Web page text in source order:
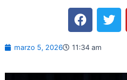
F
a
c
e
T
w
i
marzo 5, 2026 11:34 am